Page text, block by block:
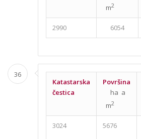
m2
2990 6054
36
Katastarska
čestica
Površina
ha a
m2
3024 5676